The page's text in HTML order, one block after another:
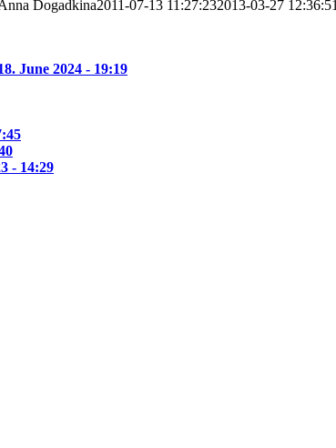
Dogadkina2011-07-13 11:27:232013-03-27 12:36:51
June 2024 - 19:19
- 14:29